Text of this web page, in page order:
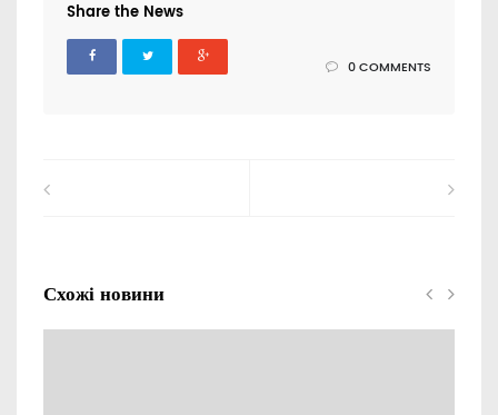
Share the News
0 COMMENTS
Схожі новини